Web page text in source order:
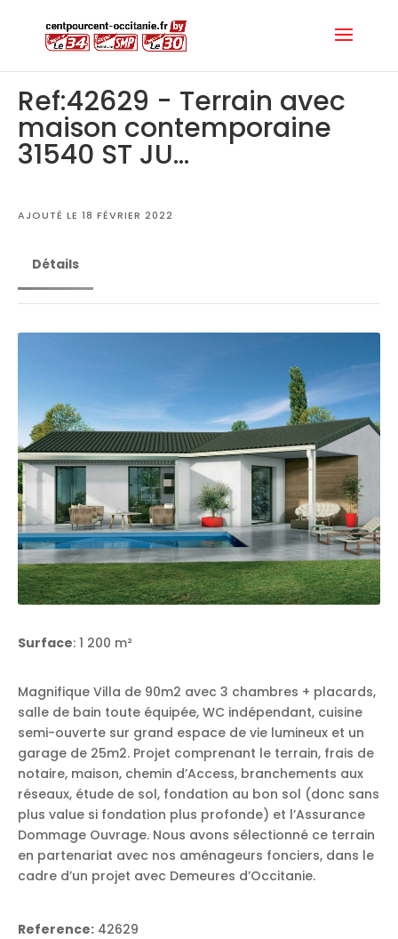
Ref:42629 - Terrain avec
maison contemporaine
31540 ST JU...
AJOUTÉ LE 18 FÉVRIER 2022
Détails
Surface: 1 200 m²
Magnifique Villa de 90m2 avec 3 chambres + placards,
salle de bain toute équipée, WC indépendant, cuisine
semi-ouverte sur grand espace de vie lumineux et un
garage de 25m2. Projet comprenant le terrain, frais de
notaire, maison, chemin d’Access, branchements aux
réseaux, étude de sol, fondation au bon sol (donc sans
plus value si fondation plus profonde) et l’Assurance
Dommage Ouvrage. Nous avons sélectionné ce terrain
en partenariat avec nos aménageurs fonciers, dans le
cadre d’un projet avec Demeures d’Occitanie.
Reference: 42629